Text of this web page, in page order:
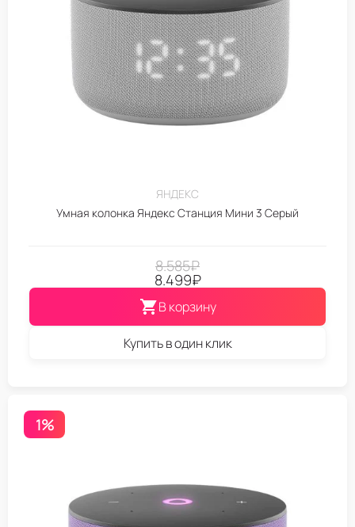
ЯНДЕКС
Умная колонка Яндекс Станция Мини 3 Серый
8.585₽
8.499₽
В корзину
Купить в один клик
1%